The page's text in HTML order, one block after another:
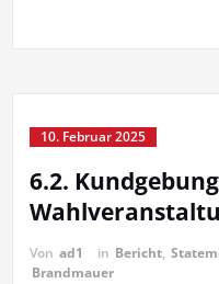
10. Februar 2025
6.2.
Von ad1 in Bericht,
Brandmauer